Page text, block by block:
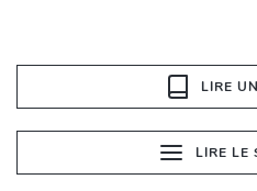
LIRE
LIRE LE